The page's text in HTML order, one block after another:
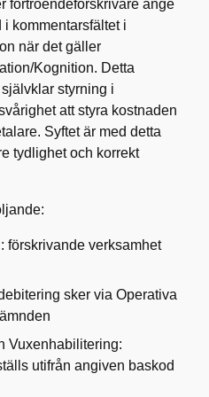
förtroendeförskrivare ange
kommentarsfältet i
när det gäller
Kognition. Detta
styrning i
att styra kostnaden
Syftet är med detta
tydlighet och korrekt
förskrivande verksamhet
sker via Operativa
Vuxenhabilitering:
utifrån angiven baskod